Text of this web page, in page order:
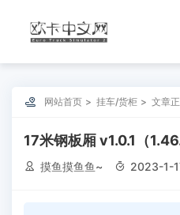
 网站首页 挂车/货柜 文章
17米钢板厢 v1.0.1（
 摸鱼摸鱼鱼~  2023-1-